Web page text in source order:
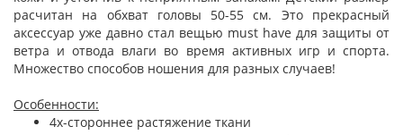
расчитан на обхват головы 50-55 см. Это прекрасный
аксессуар уже давно стал вещью must have для защиты от
ветра и отвода влаги во время активных игр и спорта.
Множество способов ношения для разных случаев!
Особенности:
4х-стороннее растяжение ткани